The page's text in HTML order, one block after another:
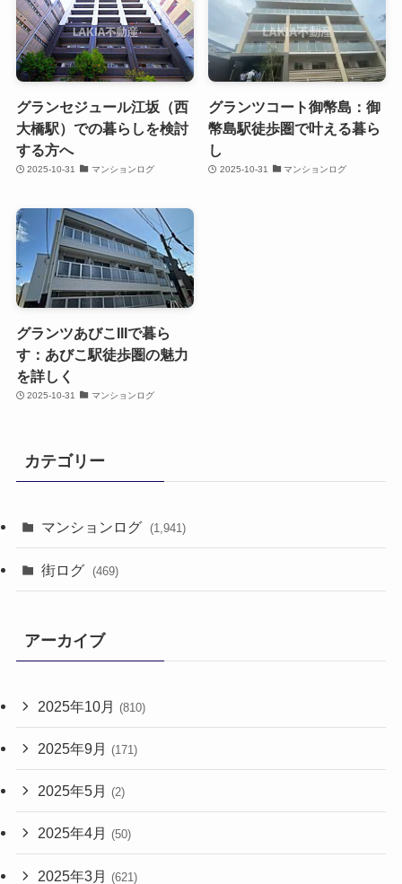
グランセジュール江坂（西
大橋駅）での暮らしを検討
する方へ
2025-10-31 マンションログ
グランツコート御幣島：御
幣島駅徒歩圏で叶える暮ら
し
2025-10-31 マンションログ
グランツあびこIIIで暮ら
す：あびこ駅徒歩圏の魅力
を詳しく
2025-10-31 マンションログ
カテゴリー
マンションログ (1,941)
街ログ (469)
アーカイブ
2025年10月 (810)
2025年9月 (171)
2025年5月 (2)
2025年4月 (50)
2025年3月 (621)